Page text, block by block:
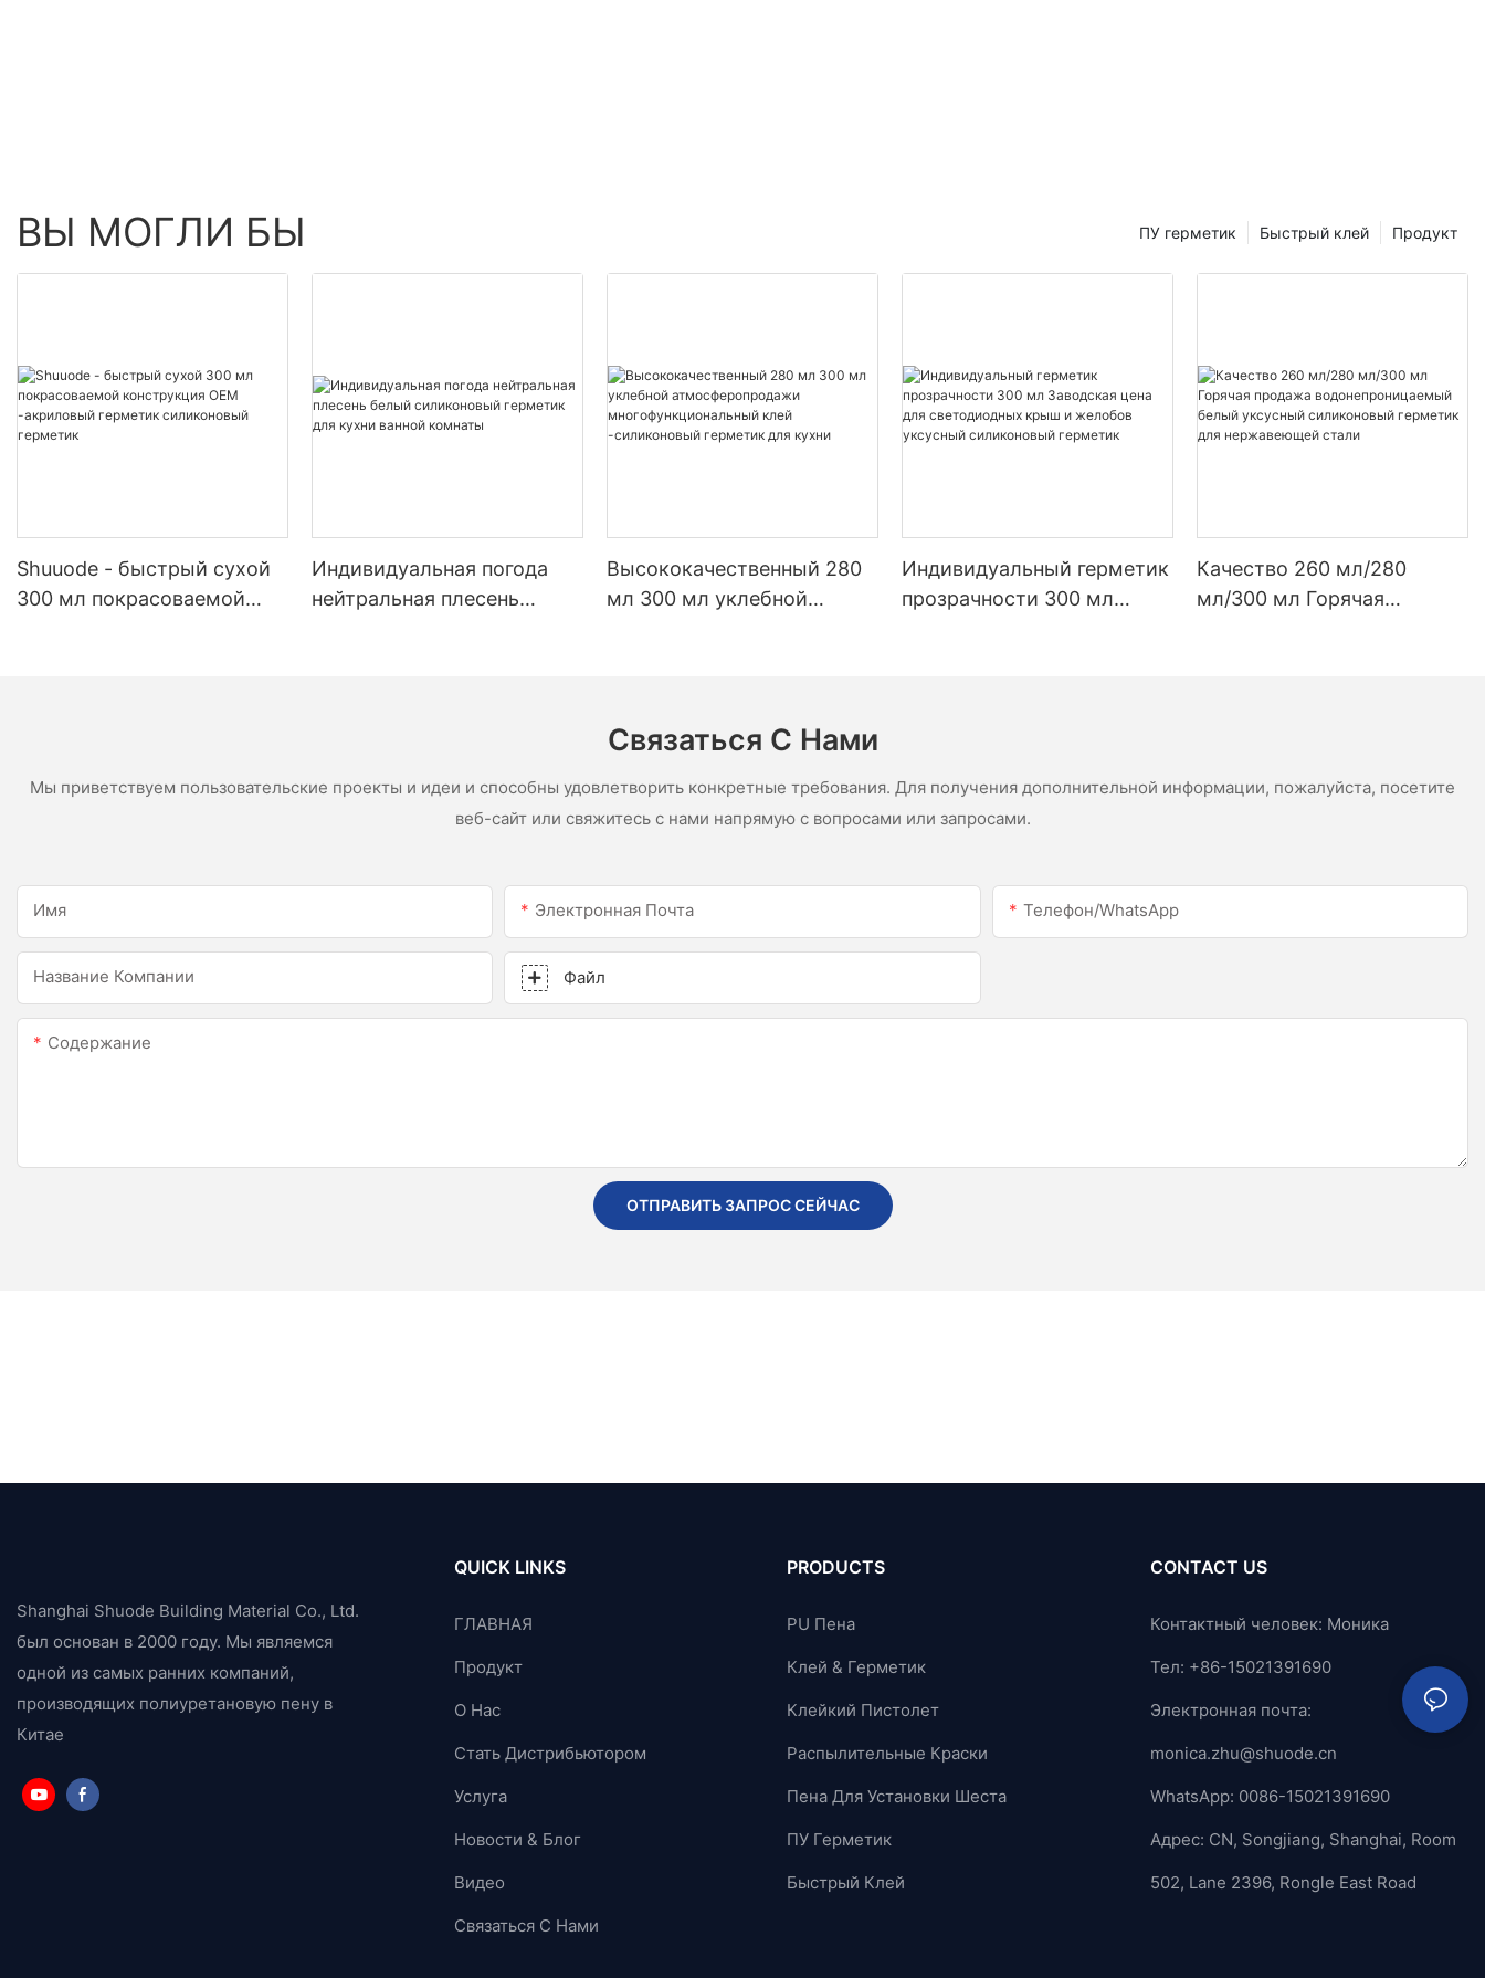
ВЫ МОГЛИ БЫ Продукт
Быстрый клей
ПУ герметик
Shuuode - быстрый сухой
300 мл покрасоваемой
Индивидуальная погода
нейтральная плесень
Высококачественный 280
мл 300 мл уклебной
Индивидуальный герметик
прозрачности 300 мл
Качество 260 мл/280
мл/300 мл Горячая
Связаться С Нами
Мы приветствуем пользовательские проекты и идеи и способны удовлетворить конкретные требования. Для получения дополнительной информации, пожалуйста, посетите
веб-сайт или свяжитесь с нами напрямую с вопросами или запросами.
Имя Электронная Почта Телефон/WhatsApp
Название Компании Файл
Содержание
ОТПРАВИТЬ ЗАПРОС СЕЙЧАС
Shanghai Shuode Building Material Co., Ltd.
был основан в 2000 году. Мы являемся
одной из самых ранних компаний,
производящих полиуретановую пену в
Китае
QUICK LINKS
ГЛАВНАЯ
Продукт
О Нас
Стать Дистрибьютором
Услуга
Новости & Блог
Видео
Связаться С Нами
PRODUCTS
PU Пена
Клей & Герметик
Клейкий Пистолет
Распылительные Краски
Пена Для Установки Шеста
ПУ Герметик
Быстрый Клей
CONTACT US
Контактный человек: Моника
Тел: +86-15021391690
Электронная почта:
monica.zhu@shuode.cn
WhatsApp: 0086-15021391690
Адрес: CN, Songjiang, Shanghai, Room
502, Lane 2396, Rongle East Road